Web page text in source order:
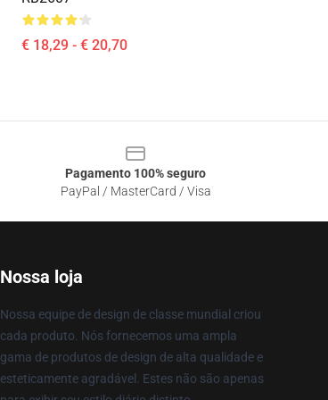
€ 18,29 - € 20,70
Pagamento 100% seguro
PayPal / MasterCard / Visa
Nossa loja
Nossa equipe de design de classe mundial criou
cada produto. Nós fornecemos uma ampla
gama de produtos de design de alta qualidade e
esteticamente agradável. Estes não são apenas